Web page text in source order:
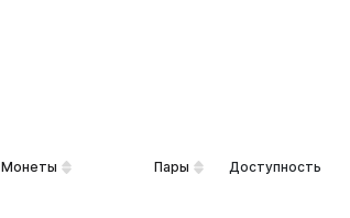
Монеты Пары Доступность